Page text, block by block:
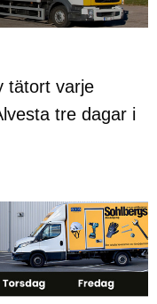
tätort varje
tre dagar i